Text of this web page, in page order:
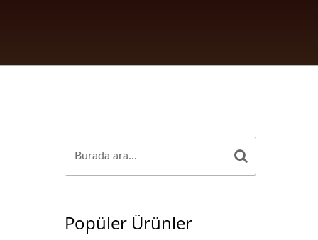
Popüler Ürünler